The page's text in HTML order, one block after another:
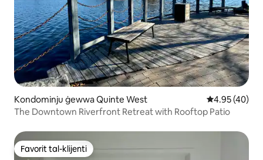
Kondominju ġewwa Quinte West Rating
4.95 (40)
The Downtown Riverfront Retreat with Rooftop Patio
Favorit tal-klijenti
Favorit tal-klijenti